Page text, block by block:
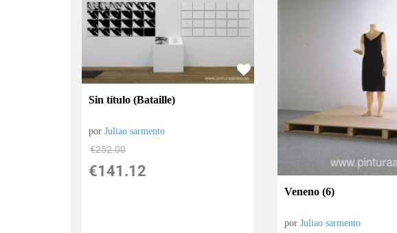
Sin título (Bataille)
porJuliao sarmento
€252.00
€141.12
Veneno (6)
porJuliao sarmento